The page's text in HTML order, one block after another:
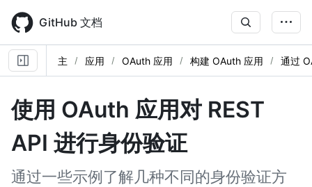
main
content
GitHub 文档
主 应用 OAuth 应用 构建 OAuth 应用 通过
使用 OAuth 应用对 REST
API 进行身份验证
通过一些示例了解几种不同的身份验证方